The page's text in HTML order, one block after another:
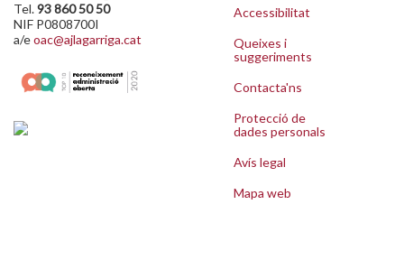
Tel.93 860 50 50
NIF P0808700I
a/eoac@ajlagarriga.cat
Accessibilitat
Queixes i
suggeriments
Contacta'ns
Protecció de
dades personals
Avís legal
Mapa web